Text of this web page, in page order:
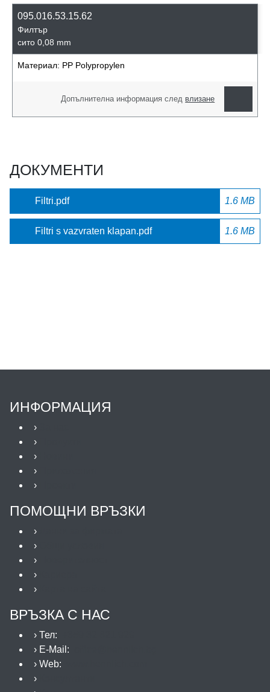
095.016.53.15.62
Филтър
сито 0,08 mm
Материал: PP Polypropylen
Допълнителна информация след влизане
ДОКУМЕНТИ
Filtri.pdf 1.6 MB
Filtri s vazvraten klapan.pdf 1.6 MB
ИНФОРМАЦИЯ
›
›
›
›
›
ПОМОЩНИ ВРЪЗКИ
›
›
›
›
›
ВРЪЗКА С НАС
› Тел:
› E-Mail:
› Web:
›